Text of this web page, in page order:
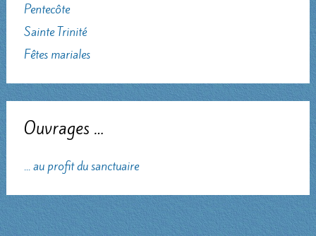
Pentecôte
Sainte Trinité
Fêtes mariales
Ouvrages …
... au profit du sanctuaire